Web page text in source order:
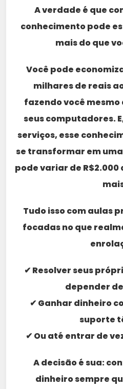
A verdade é que
conhecimento pode
mais do que
Você pode
milhares de reais
fazendo você
seus computadores.
serviços, esse
se transformar em
pode variar de R$2.000
Tudo isso com aulas
focadas no que
✔ Resolver seus
depender
✔ Ganhar dinheiro
suporte
✔ Ou até entrar de
A decisão é sua:
dinheiro sempre